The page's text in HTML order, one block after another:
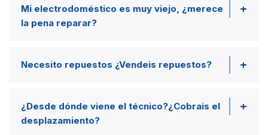
Mi electrodoméstico es muy viejo, ¿merece
la pena reparar?
Necesito repuestos ¿Vendeis repuestos?
¿Desde dónde viene el técnico?¿Cobrais el
desplazamiento?